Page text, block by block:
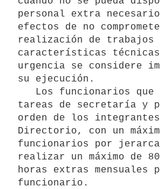
personal extra
efectos de no
realización de trabajos
características
urgencia se considere
su ejecución.
tareas de secretaría y
orden de los
Directorio, con un
funcionarios por
realizar un máximo de
horas extras mensuales
funcionario.